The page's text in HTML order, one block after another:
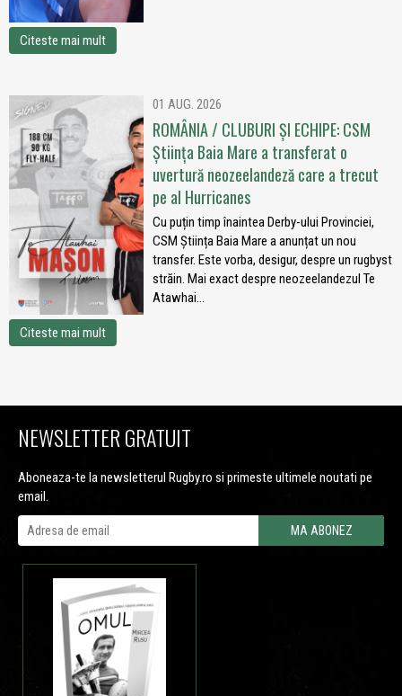
Citeste mai mult
01 AUG. 2026
ROMÂNIA / CLUBURI ȘI ECHIPE: CSM
Știința Baia Mare a transferat o
uvertură neozeelandeză care a trecut
pe al Hurricanes
Cu puțin timp înaintea Derby-ului Provinciei,
CSM Știința Baia Mare a anunțat un nou
transfer. Este vorba, desigur, despre un rugbyst
străin. Mai exact despre neozeelandezul Te
Atawhai...
Citeste mai mult
NEWSLETTER GRATUIT
Aboneaza-te la newsletterul Rugby.ro si primeste ultimele noutati pe
email.